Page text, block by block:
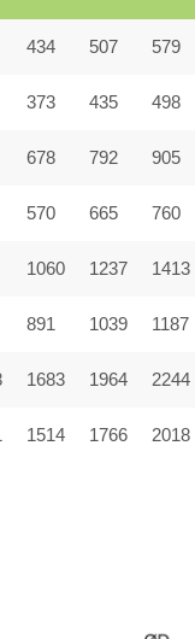
434 507 579
373 435 498
678 792 905
570 665 760
1060 1237 1413
891 1039 1187
1683 1964 2244
1514 1766 2018